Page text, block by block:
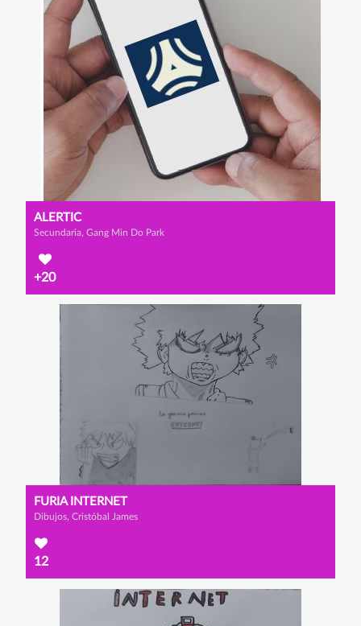
ALERTIC
Secundaria, Gang Min Do Park
+20
FURIA INTERNET
Dibujos, Cristóbal James
12